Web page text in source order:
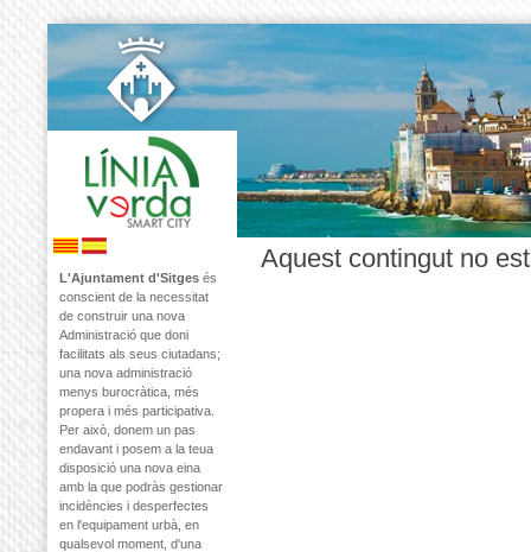
L'Ajuntament d'Sitges és
conscient de la necessitat
de construir una nova
Administració que doni
facilitats als seus ciutadans;
una nova administració
menys burocràtica, més
propera i més participativa.
Per això, donem un pas
endavant i posem a la teua
disposició una nova eina
amb la que podràs gestionar
incidències i desperfectes
en l'equipament urbà, en
qualsevol moment, d'una
Aquest contingut no